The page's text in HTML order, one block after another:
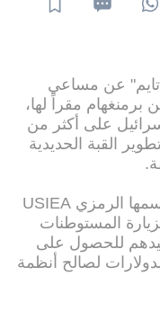
عن مساعي
برمنغهام مقراً لها،
عام 2012، دعم اسرائيل على أكثر من
القبة الحديدية
ولفت التقرير الى قيام المنظمة واسمها الرمزي USIEA
المستوطنات
للحصول على
لصالح أنظمة